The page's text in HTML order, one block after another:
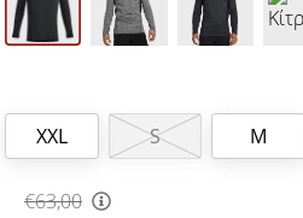
XXL S M
€63,00